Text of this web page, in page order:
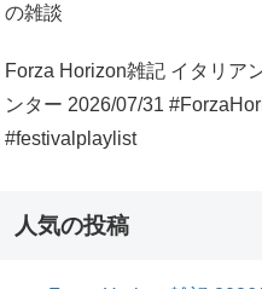
の雑談
Forza Horizon雑記 イタリア
ンター 2026/07/31
#festivalplaylist
人気の投稿